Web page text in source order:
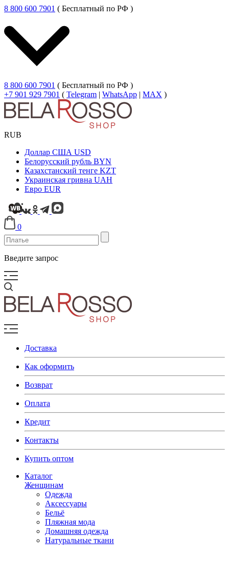
8 800 600 7901 ( Бесплатный по РФ )
8 800 600 7901 ( Бесплатный по РФ )
+7 901 929 7901 ( Telegram | WhatsApp | MAX )
RUB
Доллар США USD
Белорусский рубль BYN
Казахстанский тенге KZT
Украинская гривна UAH
Евро EUR
0
Введите запрос
Доставка
Как оформить
Возврат
Оплата
Кредит
Контакты
Купить оптом
Каталог
Женщинам
Одежда
Аксессуары
Бельё
Пляжная мода
Домашняя одежда
Натуральные ткани